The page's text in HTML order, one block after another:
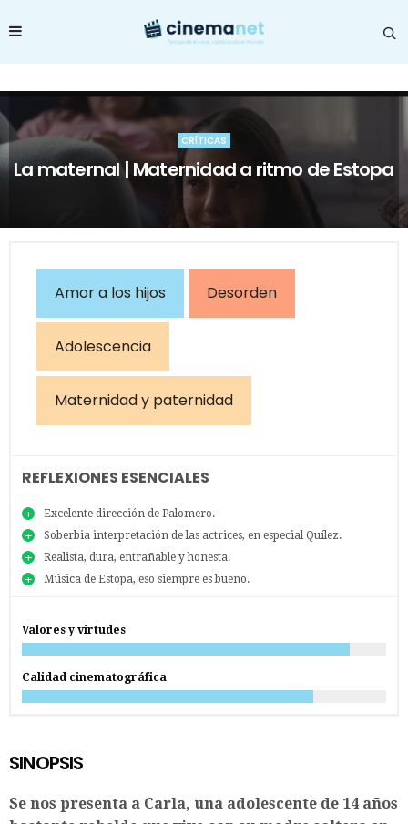
CRÍTICAS
La maternal | Maternidad a ritmo de Estopa
Amor a los hijos Desorden
Adolescencia
Maternidad y paternidad
REFLEXIONES ESENCIALES
Excelente dirección de Palomero.
Soberbia interpretación de las actrices, en especial Quílez.
Realista, dura, entrañable y honesta.
Música de Estopa, eso siempre es bueno.
Valores y virtudes
Calidad cinematográfica
SINOPSIS
Se nos presenta a Carla, una adolescente de 14 años